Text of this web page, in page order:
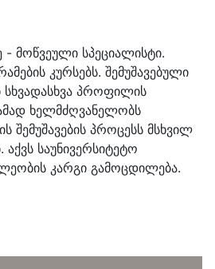
მოწვეული სპეციალისტი.
კურსებს. შემუშავებული
სხვადასხვა პროფილის
ხელმძღვანელობს
შემუშავების პროცესს მსხვილ
აქვს საუნივერსიტეტო
კარგი გამოცდილება.